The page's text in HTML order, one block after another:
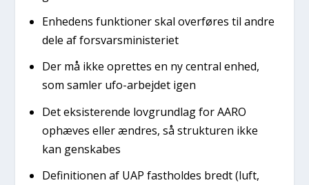
Enhe­dens funk­tio­ner skal over­fø­res til andre
dele af for­svars­mi­ni­ste­ri­et
Der må ikke opret­tes en ny cen­tral enhed,
som sam­ler ufo-arbej­det igen
Det eksi­ste­ren­de lov­grund­lag for AARO
ophæ­ves eller ændres, så struk­tu­ren ikke
kan gen­ska­bes
Defi­ni­tio­nen af UAP fast­hol­des bredt (luft,